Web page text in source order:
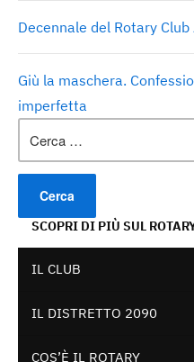
Decennale del Rotary
Giù la maschera.
imperfetta
per:
SCOPRI DI PIÙ SUL
IL CLUB
IL DISTRETTO 2090
COS’È IL ROTARY